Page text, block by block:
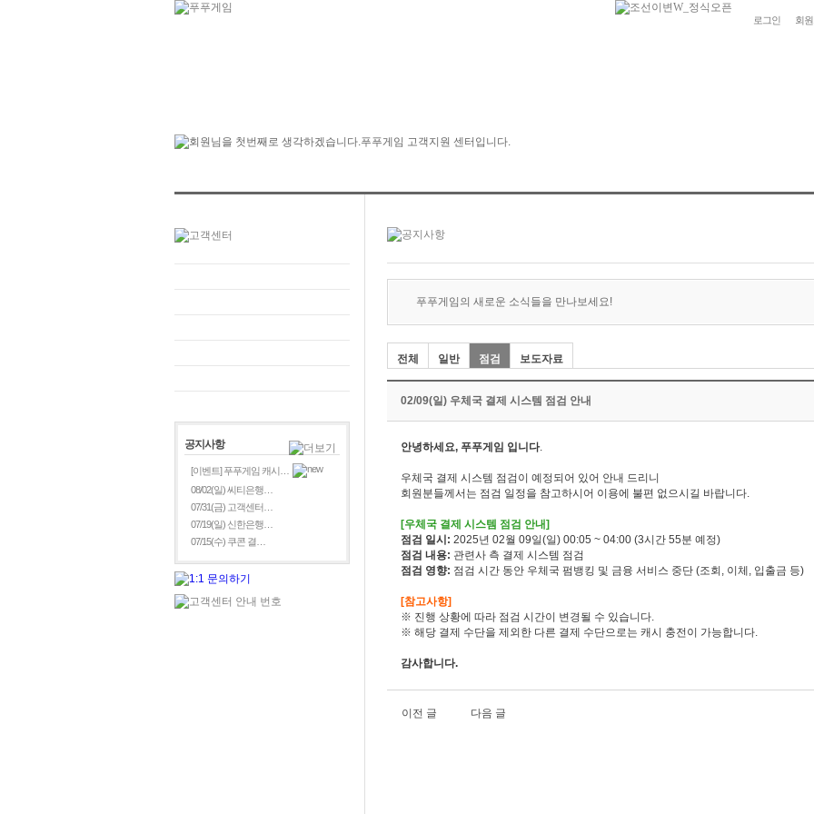
로그인 회
공지사항
[이벤트] 푸푸게임 캐시…
08/02(일) 씨티은행…
07/31(금) 고객센터…
07/19(일) 신한은행…
07/15(수) 쿠콘 결…
푸푸게임의 새로운 소식들을 만나보세요!
전체 일반 점검 보도자료
02/09(일) 우체국 결제 시스템 점검 안내
안녕하세요, 푸푸게임 입니다.
우체국 결제 시스템 점검이 예정되어 있어 안내 드리니
회원분들께서는 점검 일정을 참고하시어 이용에 불편 없으시길 바랍니다.
[우체국 결제 시스템 점검 안내]
점검 일시: 2025년 02월 09일(일) 00:05 ~ 04:00 (3시간 55분 예정)
점검 내용: 관련사 측 결제 시스템 점검
점검 영향: 점검 시간 동안 우체국 펌뱅킹 및 금융 서비스 중단 (조회, 이체, 입출금 등)
[참고사항]
※ 진행 상황에 따라 점검 시간이 변경될 수 있습니다.
※ 해당 결제 수단을 제외한 다른 결제 수단으로는 캐시 충전이 가능합니다.
감사합니다.
이전 글 다음 글